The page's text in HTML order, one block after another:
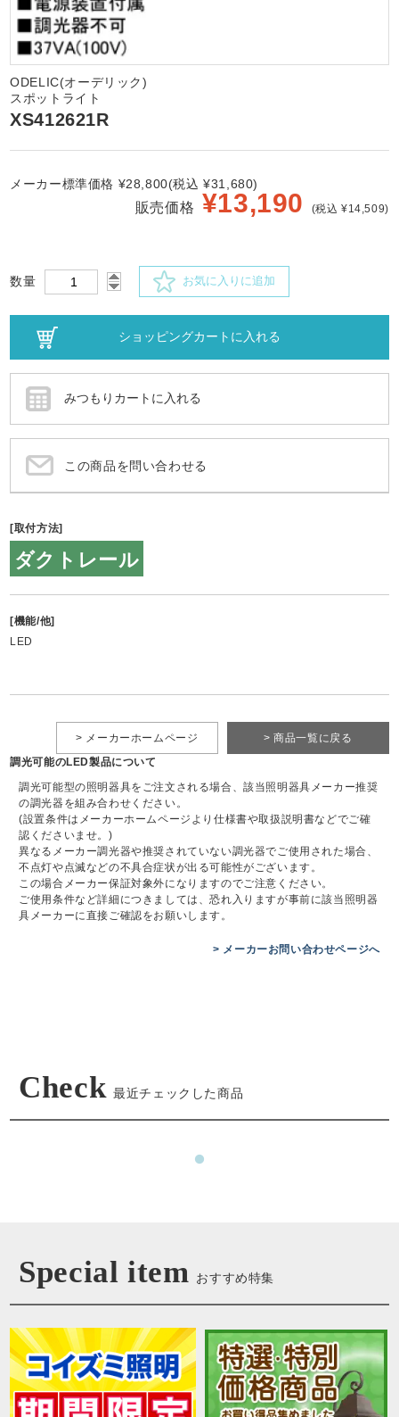
ODELIC(オーデリック)
スポットライト
XS412621R
メーカー標準価格 ¥28,800(税込 ¥31,680)
販売価格 ¥13,190 (税込 ¥14,509)
数量 お気に入りに追加
この商品を問い合わせる
[取付方法]
ダクトレール
[機能/他]
LED
> 商品一覧に戻る
> メーカーホームページ
調光可能のLED製品について
調光可能型の照明器具をご注文される場合、該当照明器具メーカー推奨
の調光器を組み合わせください。
(設置条件はメーカーホームページより仕様書や取扱説明書などでご確
認くださいませ。)
異なるメーカー調光器や推奨されていない調光器でご使用された場合、
不点灯や点滅などの不具合症状が出る可能性がございます。
この場合メーカー保証対象外になりますのでご注意ください。
ご使用条件など詳細につきましては、恐れ入りますが事前に該当照明器
具メーカーに直接ご確認をお願いします。
> メーカーお問い合わせページへ
Check 最近チェックした商品
Special item おすすめ特集